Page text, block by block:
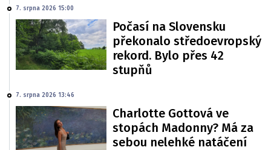
7. srpna 2026 15:00
Počasí na Slovensku
překonalo středoevropský
rekord. Bylo přes 42
stupňů
7. srpna 2026 13:46
Charlotte Gottová ve
stopách Madonny? Má za
sebou nelehké natáčení